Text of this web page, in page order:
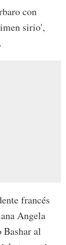
con
sirio',
francés
Angela
al